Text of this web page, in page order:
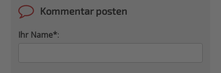
Kommentar posten
Ihr Name*: